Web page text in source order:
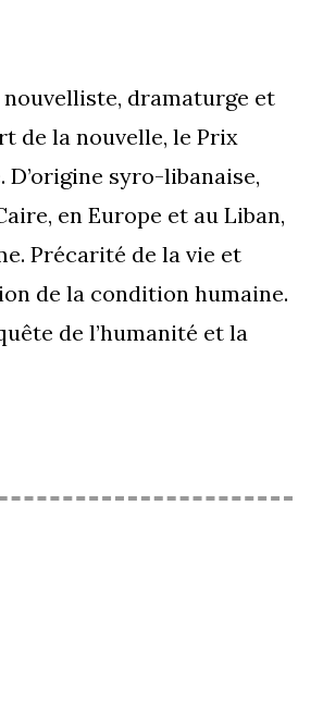
dramaturge et
de la nouvelle, le Prix
syro-libanaise,
en Europe et au Liban,
Précarité de la vie et
de la condition humaine.
de l’humanité et la